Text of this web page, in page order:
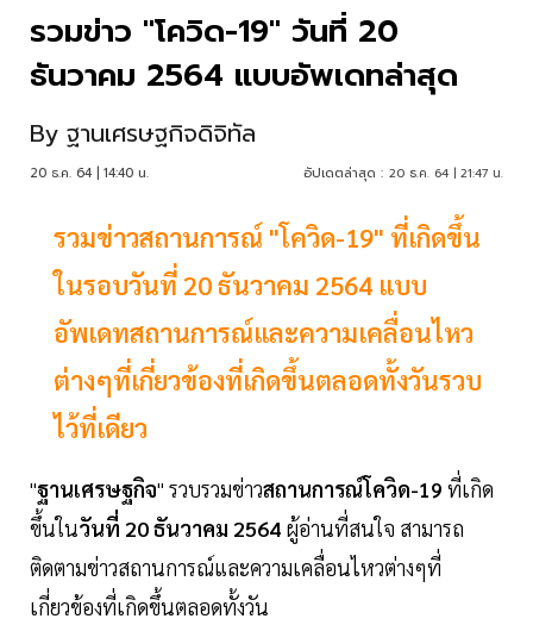
รวมข่าว "โควิด-19" วันที่ 20
ธันวาคม 2564 แบบอัพเดทล่าสุด
By ฐานเศรษฐกิจดิจิทัล
20 ธ.ค. 64 | 14:40 น. อัปเดตล่าสุด : 20 ธ.ค. 64 | 21:47 น.
รวมข่าวสถานการณ์ "โควิด-19" ที่เกิดขึ้น
ในรอบวันที่ 20 ธันวาคม 2564 แบบ
อัพเดทสถานการณ์และความเคลื่อนไหว
ต่างๆที่เกี่ยวข้องที่เกิดขึ้นตลอดทั้งวันรวบ
ไว้ที่เดียว
"ฐานเศรษฐกิจ" รวบรวมข่าวสถานการณ์โควิด-19 ที่เกิด
ขึ้นในวันที่ 20 ธันวาคม 2564 ผู้อ่านที่สนใจ สามารถ
ติดตามข่าวสถานการณ์และความเคลื่อนไหวต่างๆที่
เกี่ยวข้องที่เกิดขึ้นตลอดทั้งวัน